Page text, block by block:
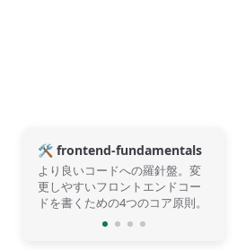
🛠️ frontend-fundamentals
より良いコードへの羅針盤。変
更しやすいフロントエンドコー
ドを書くための4つのコア原則。